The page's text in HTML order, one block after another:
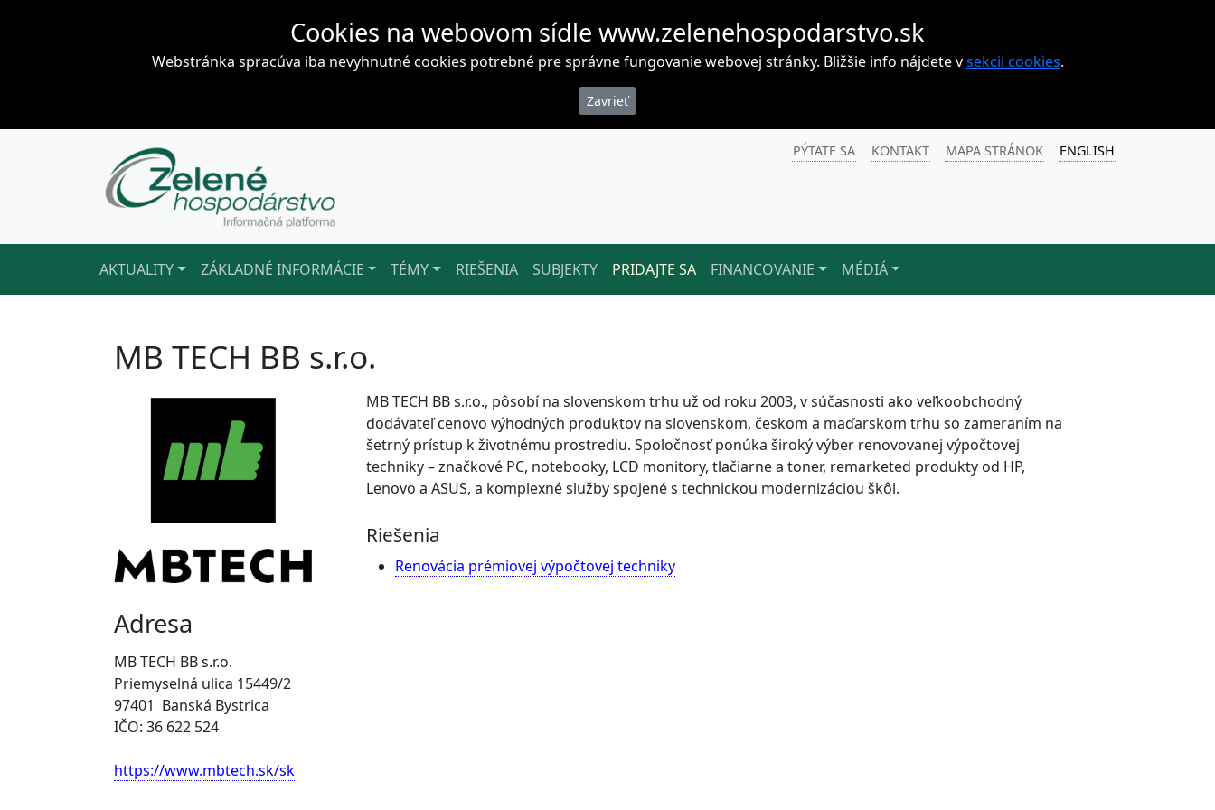
Cookies na webovom sídle www.zelenehospodarstvo.sk
Webstránka spracúva iba nevyhnutné cookies potrebné pre správne fungovanie webovej stránky. Bližšie info nájdete vsekcii cookies.
PÝTATE SA KONTAKT MAPA STRÁNOK ENGLISH
AKTUALITY ZÁKLADNÉ INFORMÁCIE TÉMY RIEŠENIA SUBJEKTY PRIDAJTE SA FINANCOVANIE MÉDIÁ
MB TECH BB s.r.o.
Adresa
MB TECH BB s.r.o.
Priemyselná ulica 15449/2
97401 Banská Bystrica
IČO: 36 622 524
https://www.mbtech.sk/sk
MB TECH BB s.r.o., pôsobí na slovenskom trhu už od roku 2003, v súčasnosti ako veľkoobchodný
dodávateľ cenovo výhodných produktov na slovenskom, českom a maďarskom trhu so zameraním na
šetrný prístup k životnému prostrediu. Spoločnosť ponúka široký výber renovovanej výpočtovej
techniky – značkové PC, notebooky, LCD monitory, tlačiarne a toner, remarketed produkty od HP,
Lenovo a ASUS, a komplexné služby spojené s technickou modernizáciou škôl.
Riešenia
Renovácia prémiovej výpočtovej techniky